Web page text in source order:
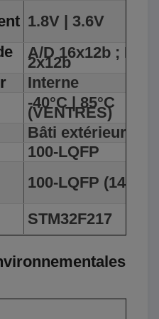
1.8V | 3.6V
A/D 16x12b ; D/A
2x12b
Interne
-40°C | 85°C
(VENTRES)
Bâti extérieur
100-LQFP
100-LQFP (14x14)
STM32F217